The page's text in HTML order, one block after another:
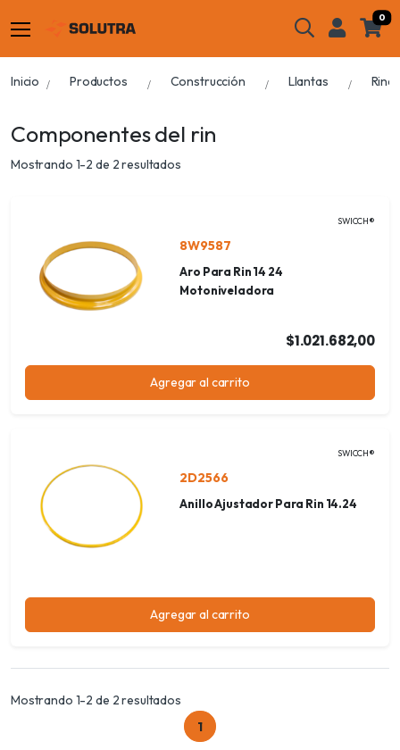
0
Inicio Productos Construcción Llantas
Componentes del rin
Mostrando 1-2 de 2 resultados
SWICCH®
8W9587
Aro Para Rin 14 24
Motoniveladora
$1.021.682,00
Agregar al carrito
SWICCH®
2D2566
Anillo Ajustador Para Rin 14.24
Agregar al carrito
Mostrando 1-2 de 2 resultados
1